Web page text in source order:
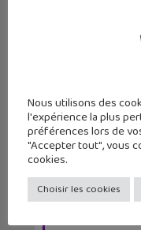
Vocageek
Nous utilisons des
l'expérience la plus
préférences lors de
"Accepter tout", vous
cookies.
Choisir les cookies